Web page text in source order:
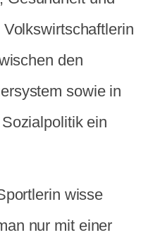
den
sowie in
ein
wisse
nur mit einer